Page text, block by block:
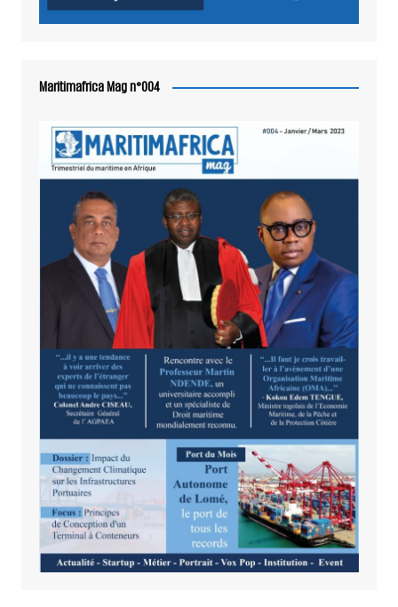
Maritimafrica Mag n°004